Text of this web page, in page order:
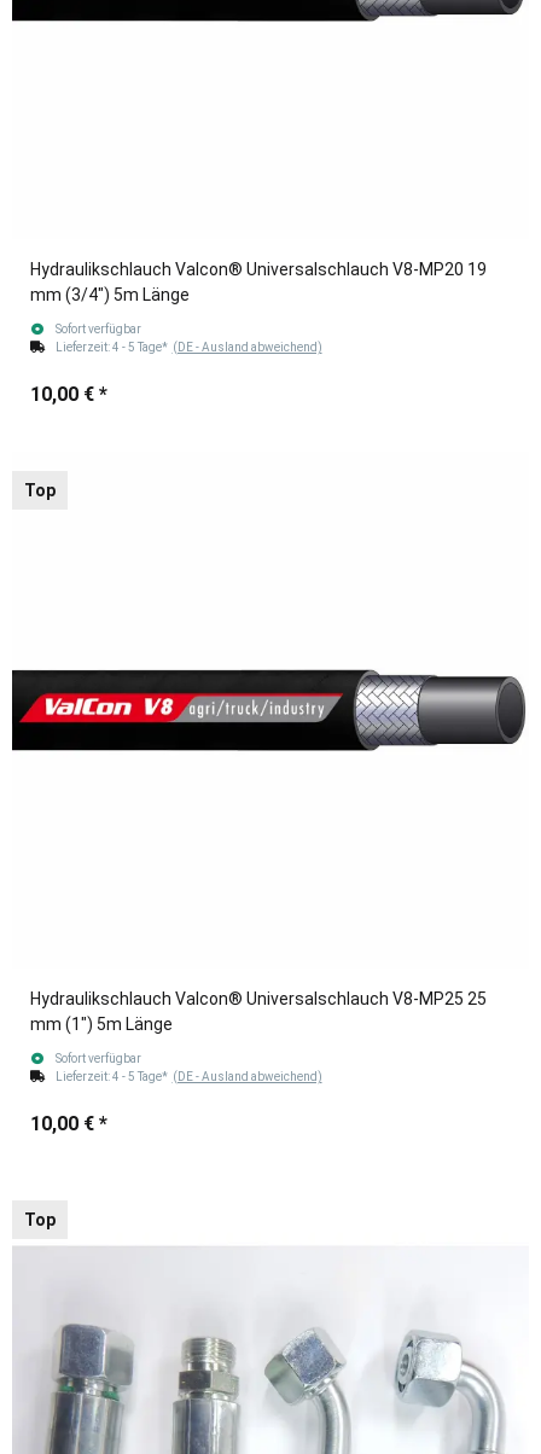
Hydraulikschlauch Valcon® Universalschlauch V8-MP20 19
mm (3/4") 5m Länge
Sofort verfügbar
Lieferzeit:4 - 5 Tage* (DE - Ausland abweichend)
10,00 € *
Top
Hydraulikschlauch Valcon® Universalschlauch V8-MP25 25
mm (1") 5m Länge
Sofort verfügbar
Lieferzeit:4 - 5 Tage* (DE - Ausland abweichend)
10,00 € *
Top